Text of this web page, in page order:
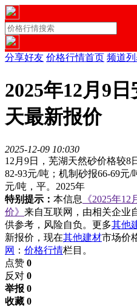
分享好友 价格行情首页 频道
2025年12月9
天最新报价
2025-12-09 10:030
12月9日，芜湖天然砂价格较8
82-93元/吨；机制砂报66-69元/
元/吨，平。2025年
特别提示： 本信息
《2025年
价》 来自互联网，由相关企业
供参考，风险自负。更多其他
新报价，现在其他建材市场价
网 ： 价格行情栏目。
点赞 0
反对 0
举报 0
收藏 0